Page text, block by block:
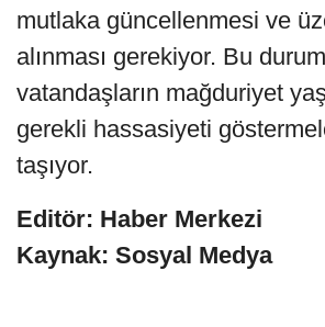
mutlaka güncellenmesi ve
alınması gerekiyor. Bu
vatandaşların mağduriyet
gerekli hassasiyeti
taşıyor.
Editör: Haber Merkezi
Kaynak: Sosyal Medya